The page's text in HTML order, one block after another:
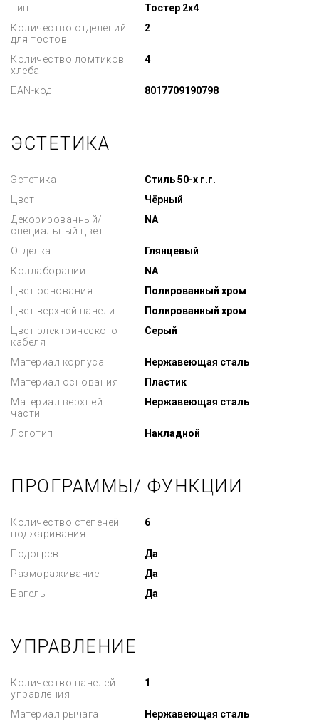
Тип
Тостер 2х4
Количество отделений
для тостов
2
Количество ломтиков
хлеба
4
EAN-код 8017709190798
ЭСТЕТИКА
Эстетика
Стиль 50-х г.г.
Цвет
Чёрный
Декорированный/
специальный цвет
NA
Отделка
Глянцевый
Коллаборации
NA
Цвет основания
Полированный хром
Цвет верхней панели
Полированный хром
Цвет электрического
кабеля
Серый
Материал корпуса
Нержавеющая сталь
Материал основания
Пластик
Материал верхней
части
Нержавеющая сталь
Логотип Накладной
ПРОГРАММЫ/ ФУНКЦИИ
Количество степеней
поджаривания
6
Подогрев
Да
Размораживание
Да
Багель
Да
УПРАВЛЕНИЕ
Количество панелей
управления
1
Материал рычага
Нержавеющая сталь